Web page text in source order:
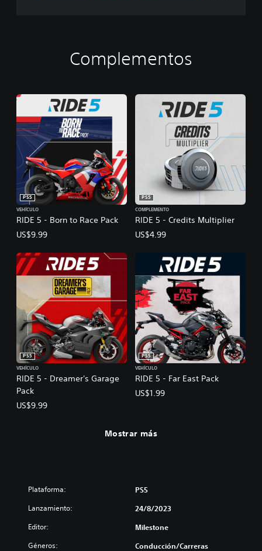
Complementos
RIDE 5 - Born to Race Pack
PS5
VEHÍCULO
US$9.99
RIDE 5 - Credits Multiplier
PS5
COMPLEMENTO
US$4.99
RIDE 5 - Dreamer's Garage
Pack
PS5
VEHÍCULO
US$9.99
RIDE 5 - Far East Pack
PS5
VEHÍCULO
US$1.99
Mostrar más
Plataforma: PS5
Lanzamiento: 24/8/2023
Editor: Milestone
Géneros: Conducción/Carreras